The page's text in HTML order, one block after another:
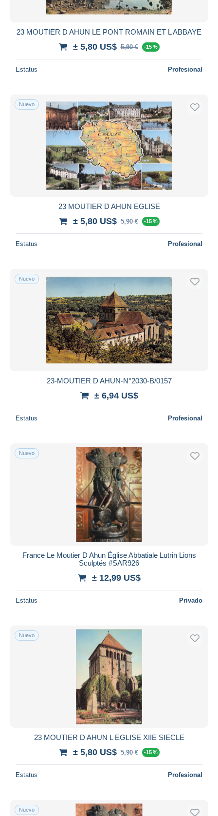
23 MOUTIER D AHUN LE PONT ROMAIN ET L ABBAYE
± 5,80 US$ 5,90 € -15 %
Estatus Profesional
Nuevo
23 MOUTIER D AHUN EGLISE
± 5,80 US$ 5,90 € -15 %
Estatus Profesional
Nuevo
23-MOUTIER D AHUN-N°2030-B/0157
± 6,94 US$
Estatus Profesional
Nuevo
France Le Moutier D Ahun Église Abbatiale Lutrin Lions
Sculptés #SAR926
± 12,99 US$
Estatus Privado
Nuevo
23 MOUTIER D AHUN L EGLISE XIIE SIECLE
± 5,80 US$ 5,90 € -15 %
Estatus Profesional
Nuevo